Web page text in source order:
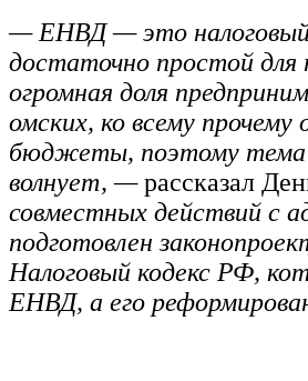
— ЕНВД — это
достаточно простой для
огромная доля
омских, ко всему
бюджеты, поэтому тема
волнует, —рассказал
совместных действий с
подготовлен
Налоговый кодекс РФ,
ЕНВД, а его